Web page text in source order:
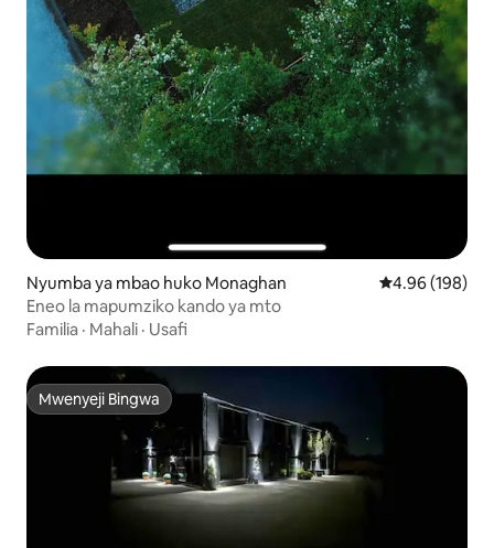
Nyumba ya mbao huko Monaghan Ukadiriaji wa
4.96 (198)
Eneo la mapumziko kando ya mto
Familia · Mahali · Usafi
Mwenyeji Bingwa
Mwenyeji Bingwa